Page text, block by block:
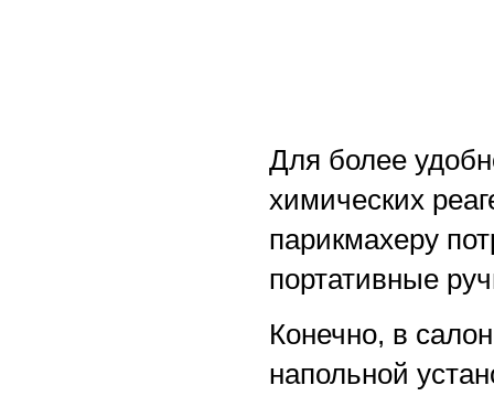
Для более
химических
парикмахеру
портативные
Конечно, в
напольной